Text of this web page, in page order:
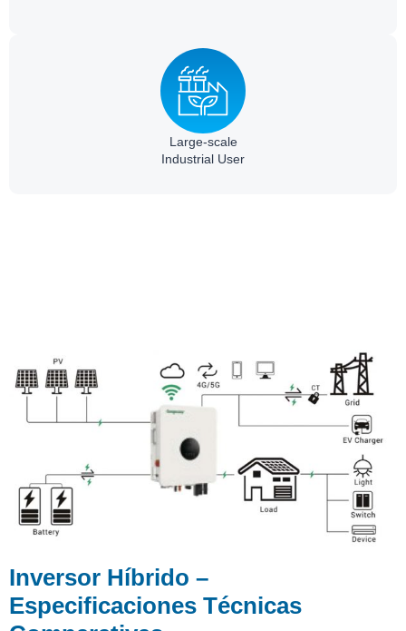
Large-scale
Industrial User
Inversor Híbrido –
Especificaciones Técnicas